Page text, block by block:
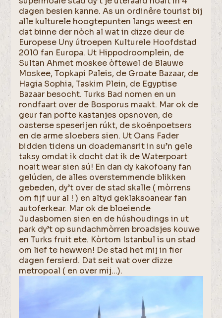
dagen besien kanne. As un ordinêre tourist bij
alle kulturele hoogtepunten langs weest en
dat binne der nòch al wat in dizze deur de
Europese Uny útroepen Kulturele Hoofdstad
2010 fan Europa. Ut Hippodroomplein, de
Sultan Ahmet moskee òftewel de Blauwe
Moskee, Topkapi Paleis, de Groate Bazaar, de
Hagia Sophia, Taskim Plein, de Egyptise
Bazaar besocht. Turks Bad nomen en un
rondfaart over de Bosporus maakt. Mar ok de
geur fan pofte kastanjes opsnoven, de
oasterse speserijen rúkt, de skoënpoetsers
en de arme sloebers sien. Ut Oans Fader
bidden tidens un doademansrit in su’n gele
taksy omdat ik docht dat ik de Waterpoart
noait wear sien sú! En dan dy kakofoany fan
gelúden, de alles overstemmende blikken
gebeden, dy’t over de stad skalle ( mòrrens
om fijf uur al ! ) en altyd geklaksoanear fan
autoferkear. Mar ok de bloeiende
Judasbomen sien en de húshoudings in ut
park dy’t op sundachmòrren broadsjes kouwe
en Turks fruit ete. Kòrtom Istanbul is un stad
om lief te hewwen! De stad het mij in fier
dagen fersierd. Dat seit wat over dizze
metropoal ( en over mij...).